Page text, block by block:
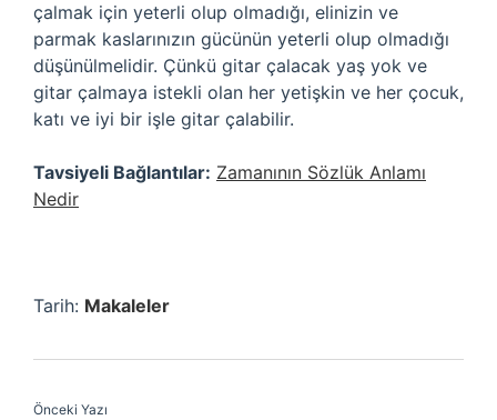
çalmak için yeterli olup olmadığı, elinizin ve
parmak kaslarınızın gücünün yeterli olup olmadığı
düşünülmelidir. Çünkü gitar çalacak yaş yok ve
gitar çalmaya istekli olan her yetişkin ve her çocuk,
katı ve iyi bir işle gitar çalabilir.
Tavsiyeli Bağlantılar: Zamanının Sözlük Anlamı
Nedir
Tarih: Makaleler
Önceki Yazı